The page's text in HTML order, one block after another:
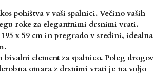
pohištva v vaši spalnici. Večino vaših
roke za elegantnimi drsnimi vrati.
x 59 cm in pregrado v sredini, idealna
element za spalnico. Poleg drogov
omara z drsnimi vrati je na voljo